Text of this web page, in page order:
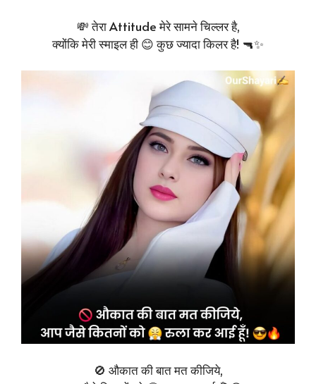
💸 तेरा Attitude मेरे सामने चिल्लर है,
क्योंकि मेरी स्माइल ही 😊 कुछ ज्यादा किलर है! 🔫✨
🚫 औकात की बात मत कीजिये,